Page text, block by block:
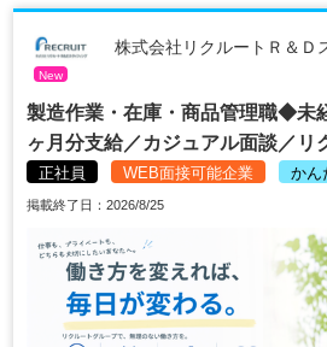
株式会社リクルートＲ＆Ｄ
New
製造作業・在庫・商品管理職◆未
ヶ月分支給／カジュアル面談／
正社員 WEB面接可能企業 かん
掲載終了日：2026/8/25